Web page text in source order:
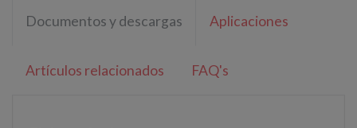
Documentos y descargas Aplicaciones
Artículos relacionados FAQ's